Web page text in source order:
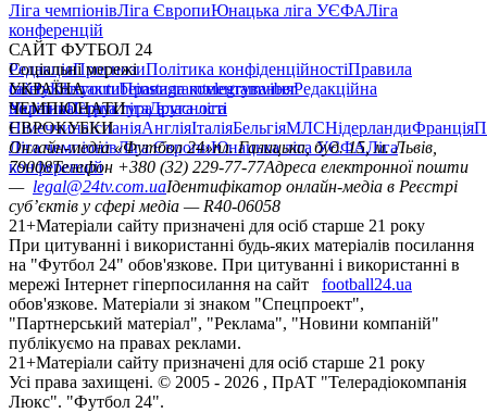
Ліга чемпіонівЛіга ЄвропиЮнацька ліга УЄФАЛіга
конференцій
САЙТ ФУТБОЛ 24
РедакціяПрогнозиПолітика конфіденційностіПравила
сайтуКонтактиПравила коментуванняРедакційна
політикаСтруктура власності
Соціальні мережі
facebookxyoutubeinstagramtelegramviber
УКРАЇНА
УкраїнаПерша лігаДруга ліга
ЧЕМПІОНАТИ
НімеччинаІспаніяАнгліяІталіяБельгіяМЛСНідерландиФранція
ЄВРОКУБКИ
Ліга чемпіонівЛіга ЄвропиЮнацька ліга УЄФАЛіга
конференцій
Онлайн-медіа «Футбол 24»пл. Галицька, буд. 15, м. Львів,
79008Телефон +380 (32) 229-77-77Адреса електронної пошти
— legal@24tv.com.uaІдентифікатор онлайн-медіа в Реєстрі
суб’єктів у сфері медіа — R40-06058
21+Матеріали сайту призначені для осіб старше 21 року
При цитуванні і використанні будь-яких матеріалів посилання
на "Футбол 24" обов'язкове. При цитуванні і використанні в
мережі Інтернет гіперпосилання на сайт
football24.ua
обов'язкове. Матеріали зі знаком "Спецпроект",
"Партнерський матеріал", "Реклама", "Новини компаній"
публікуємо на правах реклами.
21+Матеріали сайту призначені для осіб старше 21 року
Усi права захищенi. © 2005 - 2026 , ПрАТ "Телерадіокомпанія
Люкс". "Футбол 24".